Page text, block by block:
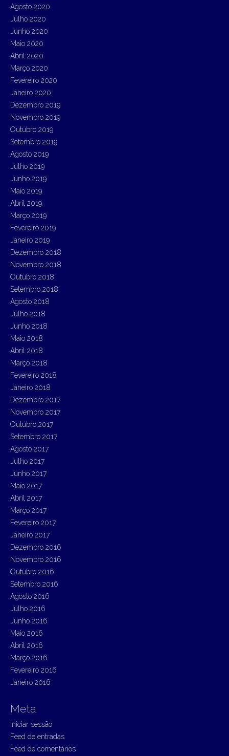
Agosto 2020
Julho 2020
Junho 2020
Maio 2020
Abril 2020
Março 2020
Fevereiro 2020
Janeiro 2020
Dezembro 2019
Novembro 2019
Outubro 2019
Setembro 2019
Agosto 2019
Julho 2019
Junho 2019
Maio 2019
Abril 2019
Março 2019
Fevereiro 2019
Janeiro 2019
Dezembro 2018
Novembro 2018
Outubro 2018
Setembro 2018
Agosto 2018
Julho 2018
Junho 2018
Maio 2018
Abril 2018
Março 2018
Fevereiro 2018
Janeiro 2018
Dezembro 2017
Novembro 2017
Outubro 2017
Setembro 2017
Agosto 2017
Julho 2017
Junho 2017
Maio 2017
Abril 2017
Março 2017
Fevereiro 2017
Janeiro 2017
Dezembro 2016
Novembro 2016
Outubro 2016
Setembro 2016
Agosto 2016
Julho 2016
Junho 2016
Maio 2016
Abril 2016
Março 2016
Fevereiro 2016
Janeiro 2016
Meta
Iniciar sessão
Feed de entradas
Feed de comentários